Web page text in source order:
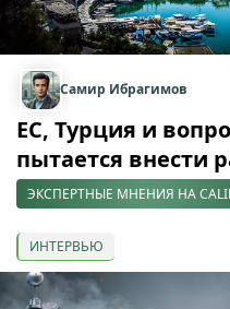
Самир Ибрагимов
ЕС, Турция и
пытается внести
ЭКСПЕРТНЫЕ МНЕНИЯ НА
ИНТЕРВЬЮ